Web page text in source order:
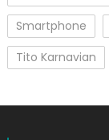
Smartphone
Tito Karnavian